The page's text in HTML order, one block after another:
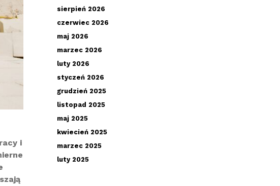
i
sierpień 2026
czerwiec 2026
maj 2026
marzec 2026
luty 2026
styczeń 2026
grudzień 2025
listopad 2025
maj 2025
kwiecień 2025
marzec 2025
luty 2025